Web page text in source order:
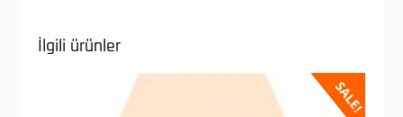
İlgili ürünler
SALE!